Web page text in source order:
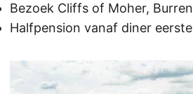
Bezoek Cliffs of Moher,
Halfpension vanaf diner